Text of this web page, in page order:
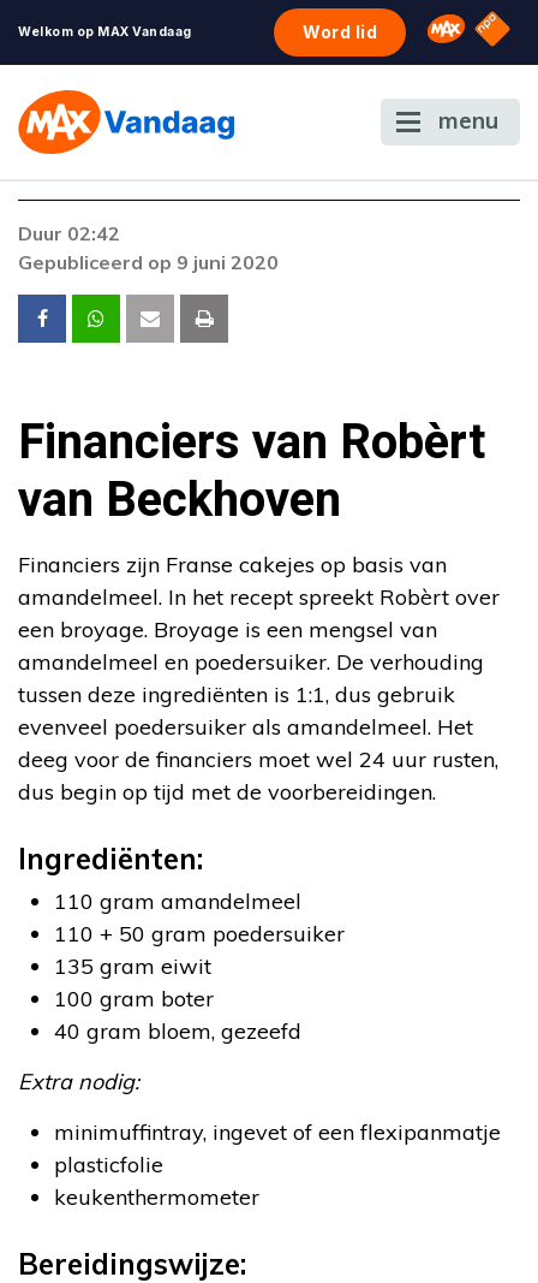
Welkom op MAX Vandaag Word lid Omroep
NPO
menu
Duur 02:42
Gepubliceerd op 9 juni 2020
Financiers van Robèrt
van Beckhoven
Financiers zijn Franse cakejes op basis van
amandelmeel. In het recept spreekt Robèrt over
een broyage. Broyage is een mengsel van
amandelmeel en poedersuiker. De verhouding
tussen deze ingrediënten is 1:1, dus gebruik
evenveel poedersuiker als amandelmeel. Het
deeg voor de financiers moet wel 24 uur rusten,
dus begin op tijd met de voorbereidingen.
Ingrediënten:
110 gram amandelmeel
110 + 50 gram poedersuiker
135 gram eiwit
100 gram boter
40 gram bloem, gezeefd
Extra nodig:
minimuffintray, ingevet of een flexipanmatje
plasticfolie
keukenthermometer
Bereidingswijze: